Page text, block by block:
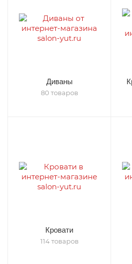
Диваны
80 товаров
Кровати
114 товаров